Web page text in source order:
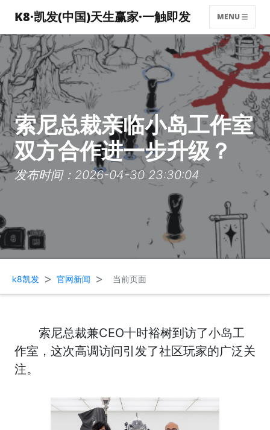
K8·凯发(中国)天生赢家·一触即发 MENU
索尼总裁亲临小岛工作室
双方合作进一步升级？
发布时间：2026-04-30 23:30:04
k8凯发 > 官网新闻 > 当前页面
索尼总裁兼CEO十时裕树到访了小岛工
作室，这次高调访问引发了社区玩家的广泛关
注。